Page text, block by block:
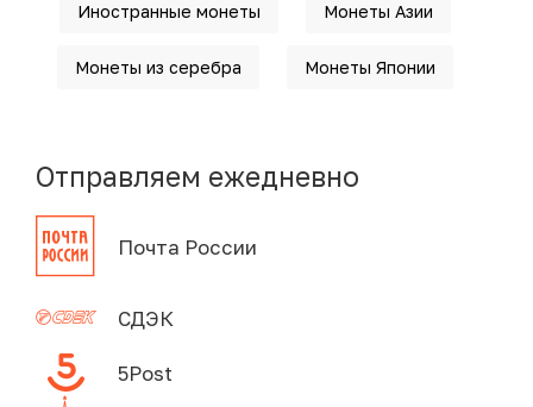
Иностранные монеты Монеты Азии
Монеты из серебра Монеты Японии
Отправляем ежедневно
Почта России
СДЭК
5Post